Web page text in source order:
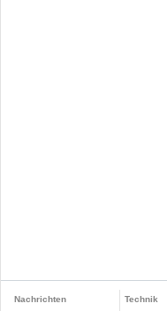
Nachrichten
Technik